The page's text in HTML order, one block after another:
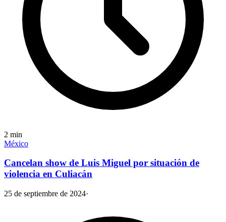
2 min
México
Cancelan show de Luis Miguel por situación de
violencia en Culiacán
25 de septiembre de 2024·